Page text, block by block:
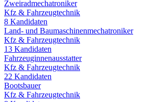
Zweiradmechatroniker
Kfz & Fahrzeugtechnik
8 Kandidaten
Land- und Baumaschinenmechatroniker
Kfz & Fahrzeugtechnik
13 Kandidaten
Fahrzeuginnenausstatter
Kfz & Fahrzeugtechnik
22 Kandidaten
Bootsbauer
Kfz & Fahrzeugtechnik